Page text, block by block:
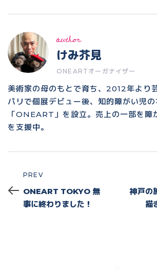
author
けみ芥見
ONEARTオーガナイザー
美術家の母のもとで育ち、2012年より
パリで個展デビュー後、知的障がい児
「ONEART」を設立。売上の一部を障
を支援中。
Prev
PREV
ONEART TOKYO 無
事に終わりました！
神戸の
描